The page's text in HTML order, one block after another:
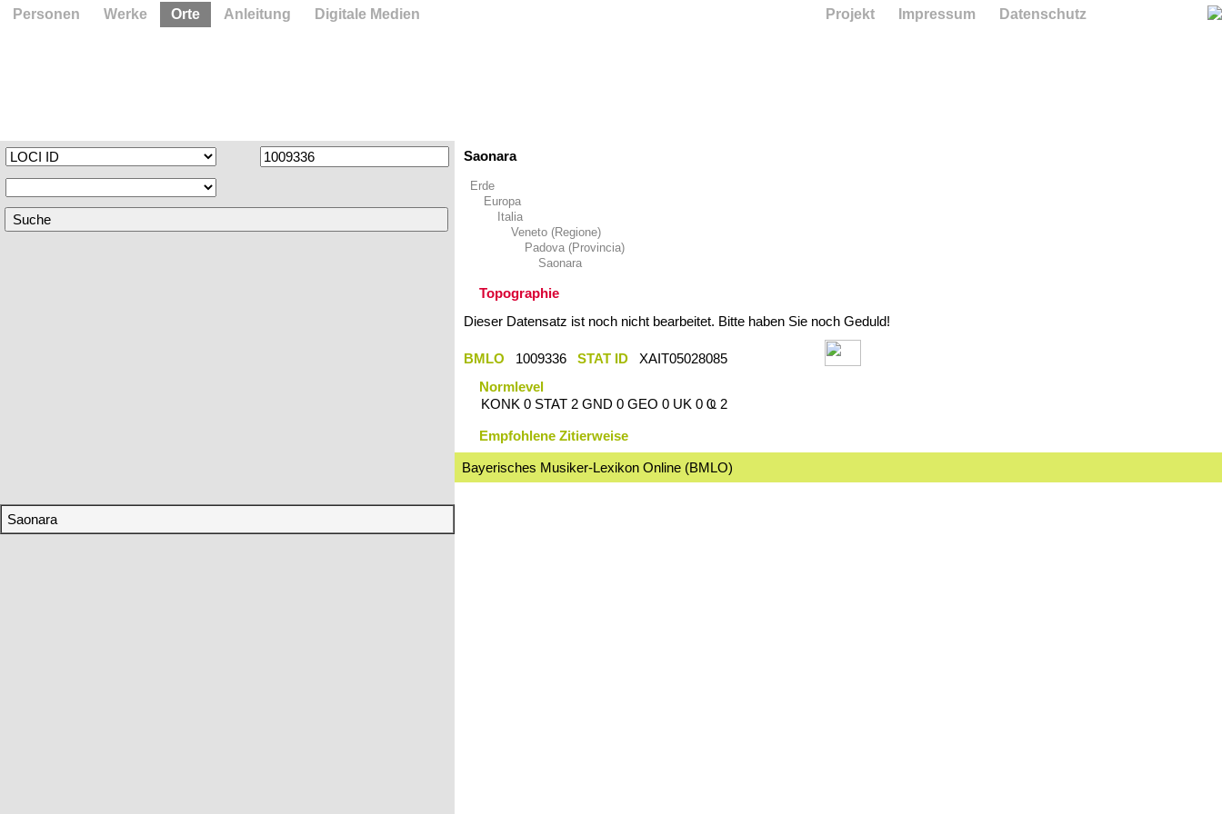
Saonara
Saonara
Erde
Europa
Italia
Veneto (Regione)
Padova (Provincia)
Saonara
Topographie
Dieser Datensatz ist noch nicht bearbeitet. Bitte haben Sie noch Geduld!
BMLO 1009336 STAT ID
XAIT05028085
Normlevel
KONK 0 STAT 2 GND 0 GEO 0 UK 0 Ҩ 2
Empfohlene Zitierweise
Bayerisches Musiker-Lexikon Online (BMLO)
Personen Werke Orte Anleitung Digitale Medien Projekt Impressum Datenschutz